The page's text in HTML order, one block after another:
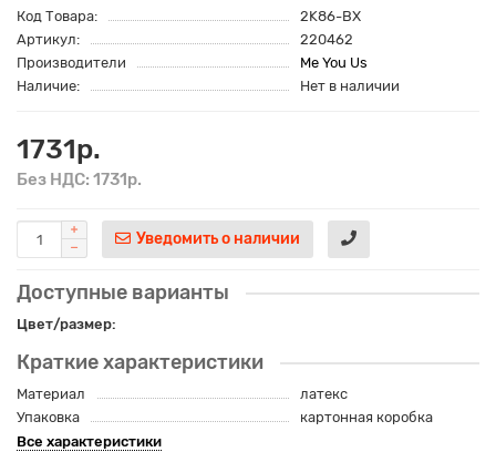
Код Товара:
2K86-BX
Артикул:
220462
Производители
Me You Us
Наличие:
Нет в наличии
1731р.
Без НДС: 1731р.
Уведомить о наличии
Доступные варианты
Цвет/размер:
Краткие характеристики
Материал
латекс
Упаковка
картонная коробка
Все характеристики